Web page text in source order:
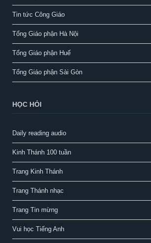
Tin tức Công Giáo
Tổng Giáo phận Hà Nội
Tổng Giáo phận Huế
Tổng Giáo phận Sài Gòn
HỌC HỎI
Daily reading audio
Kinh Thánh 100 tuần
Trang Kinh Thánh
Trang Thánh nhạc
Trang Tin mừng
Vui học Tiếng Anh